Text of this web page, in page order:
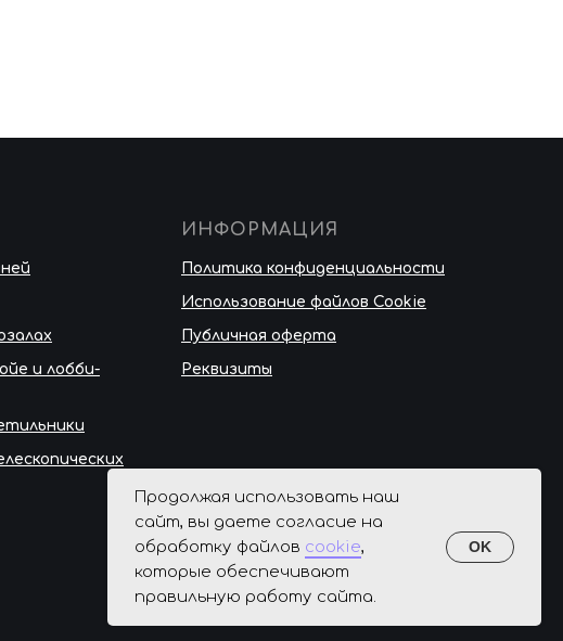
Продолжая использовать наш
сайт, вы даете согласие на
обработку файлов cookie,
которые обеспечивают
правильную работу сайта.
OK
и лобби-
ИНФОРМАЦИЯ
Политика конфиденциальности
Использование файлов Cookie
Публичная оферта
Реквизиты